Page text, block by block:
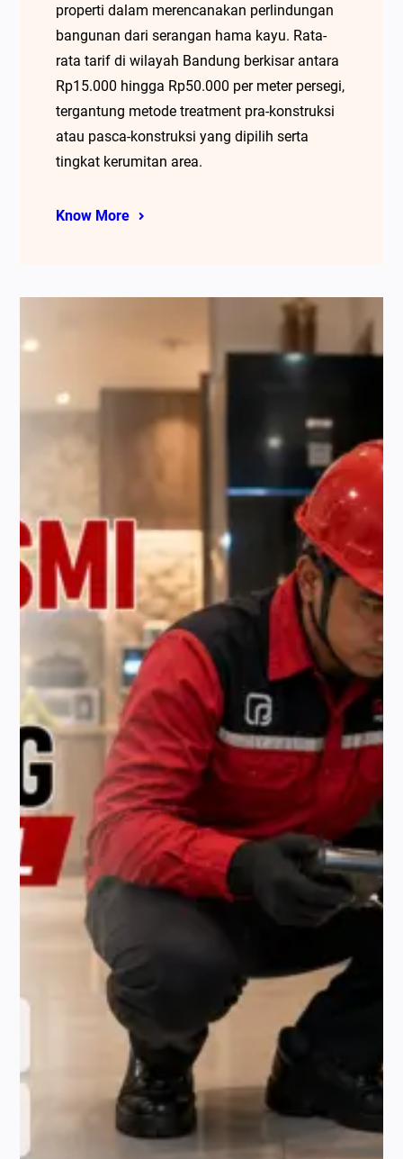
properti dalam merencanakan perlindungan
bangunan dari serangan hama kayu. Rata-
rata tarif di wilayah Bandung berkisar antara
Rp15.000 hingga Rp50.000 per meter persegi,
tergantung metode treatment pra-konstruksi
atau pasca-konstruksi yang dipilih serta
tingkat kerumitan area.
Know More